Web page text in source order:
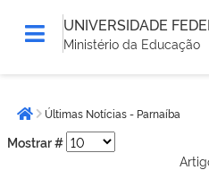
UNIVERSIDADE
Ministério da Educação
estáPágina inicial
Últimas Notícias - Parnaíba
Mostrar #